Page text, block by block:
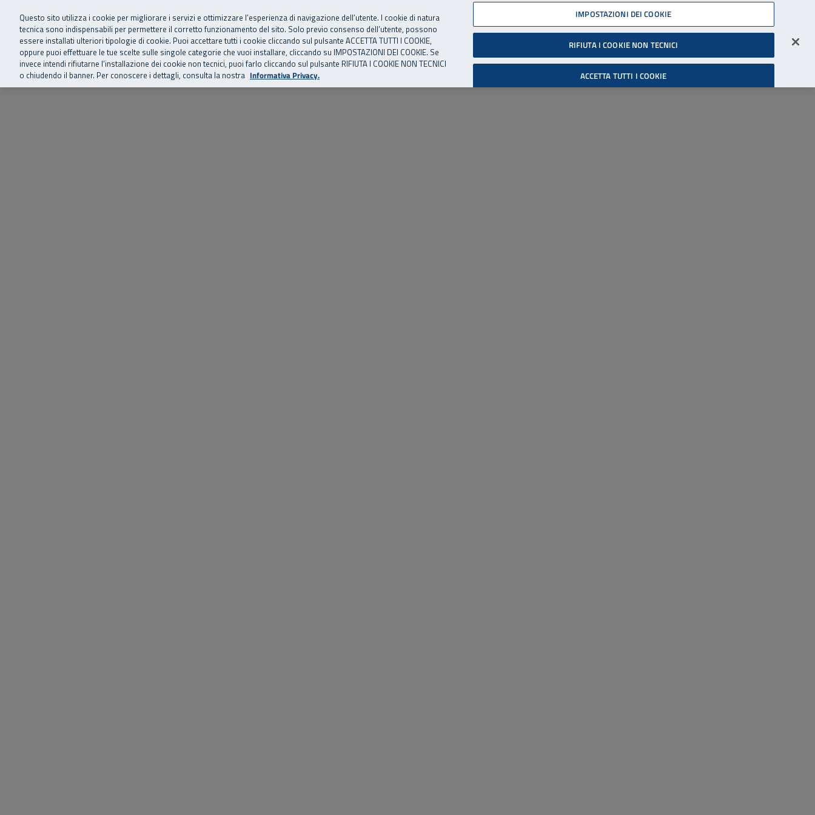
Vai al menu principale
Vai al contenuto principale
Vai al Footer 06 45539607
SuperAbile - il Contact Center Inail per il mondo della disabilità
Home Chi siamo Storie, news ed eventi Risorse utili Supporto Accessibilità
Cerca
Accedi all'area riservata
Questo sito utilizza i cookie per migliorare i servizi e ottimizzare l’esperienza di navigazione dell’utente. I cookie di natura
tecnica sono indispensabili per permettere il corretto funzionamento del sito. Solo previo consenso dell’utente, possono
essere installati ulteriori tipologie di cookie. Puoi accettare tutti i cookie cliccando sul pulsante ACCETTA TUTTI I COOKIE,
oppure puoi effettuare le tue scelte sulle singole categorie che vuoi installare, cliccando su IMPOSTAZIONI DEI COOKIE. Se
invece intendi rifiutarne l’installazione dei cookie non tecnici, puoi farlo cliccando sul pulsante RIFIUTA I COOKIE NON TECNICI
o chiudendo il banner. Per conoscere i dettagli, consulta la nostra Informativa Privacy.
IMPOSTAZIONI DEI COOKIE
RIFIUTA I COOKIE NON TECNICI
ACCETTA TUTTI I COOKIE